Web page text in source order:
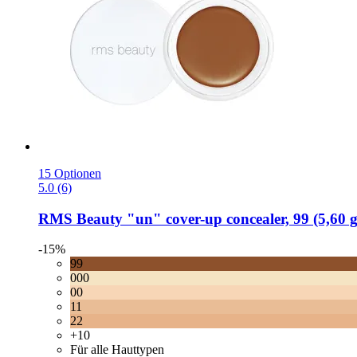
15 Optionen
5.0 (6)
RMS Beauty "un" cover-​up concealer, 99 (5,60
-15%
99
000
00
11
22
+10
Für alle Hauttypen